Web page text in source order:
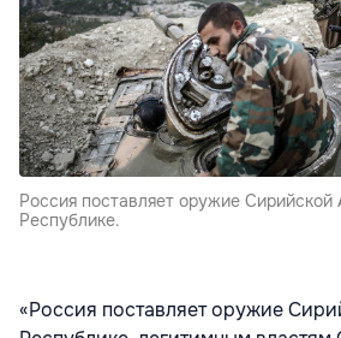
Россия поставляет оружие Сирийской
Республике.
«Россия поставляет оружие